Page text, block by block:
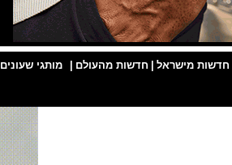
חדשות מישראל חדשות מהעולם מותגי שעונים